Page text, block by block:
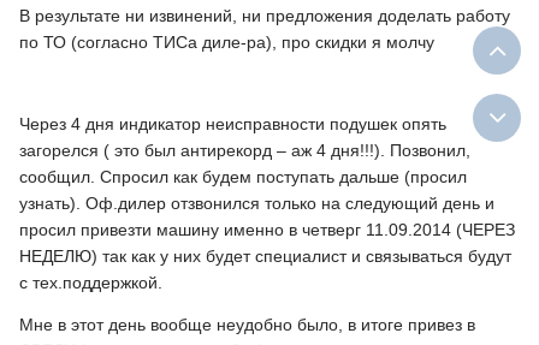
В результате ни извинений, ни предложения доделать работу
по ТО (согласно ТИСа диле-ра), про скидки я молчу
Через 4 дня индикатор неисправности подушек опять
загорелся ( это был антирекорд – аж 4 дня!!!). Позвонил,
сообщил. Спросил как будем поступать дальше (просил
узнать). Оф.дилер отзвонился только на следующий день и
просил привезти машину именно в четверг 11.09.2014 (ЧЕРЕЗ
НЕДЕЛЮ) так как у них будет специалист и связываться будут
с тех.поддержкой.
Мне в этот день вообще неудобно было, в итоге привез в